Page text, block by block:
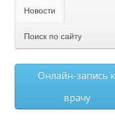
Новости
Поиск по сайту
Онлайн-запись к
врачу